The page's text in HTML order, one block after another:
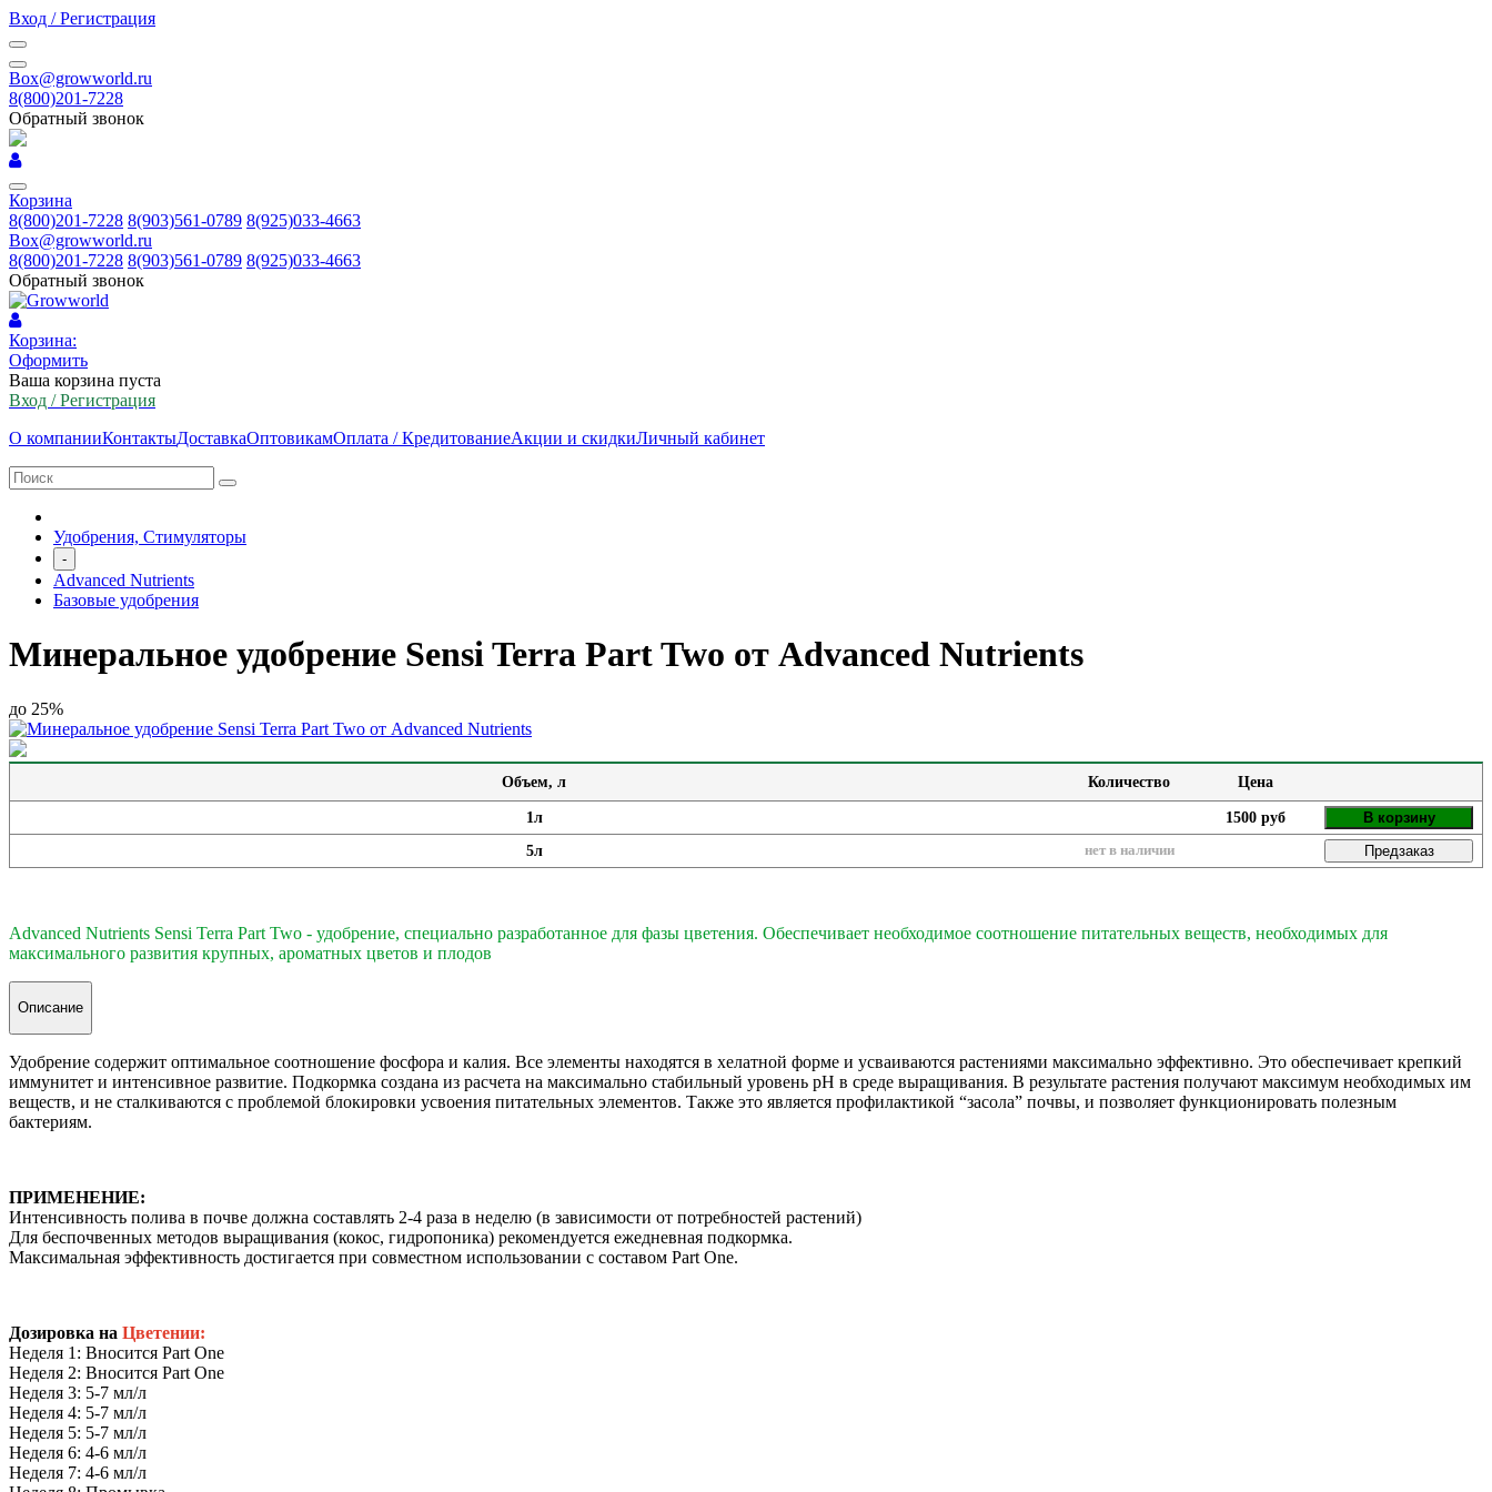
Вход / Регистрация
Box@growworld.ru
8(800)201-7228
Обратный звонок
Корзина
8(800)201-7228 8(903)561-0789 8(925)033-4663
Box@growworld.ru
8(800)201-7228 8(903)561-0789 8(925)033-4663
Обратный звонок
Корзина:
Оформить
Ваша корзина пуста
Вход / Регистрация
О компанииКонтактыДоставкаОптовикамОплата / КредитованиеАкции и скидкиЛичный кабинет
Удобрения, Стимуляторы
-
Advanced Nutrients
Базовые удобрения
Минеральное удобрение Sensi Terra Part Two от Advanced Nutrients
до 25%
Объем, л Количество
Цена
1л
1500 руб В корзину
5л нет в наличии Предзаказ
Advanced Nutrients Sensi Terra Part Two - удобрение, специально разработанное для фазы цветения. Обеспечивает необходимое соотношение питательных веществ, необходимых для
максимального развития крупных, ароматных цветов и плодов
Описание
Удобрение содержит оптимальное соотношение фосфора и калия. Все элементы находятся в хелатной форме и усваиваются растениями максимально эффективно. Это обеспечивает крепкий
иммунитет и интенсивное развитие. Подкормка создана из расчета на максимально стабильный уровень pH в среде выращивания. В результате растения получают максимум необходимых им
веществ, и не сталкиваются с проблемой блокировки усвоения питательных элементов. Также это является профилактикой “засола” почвы, и позволяет функционировать полезным
бактериям.
ПРИМЕНЕНИЕ:
Интенсивность полива в почве должна составлять 2-4 раза в неделю (в зависимости от потребностей растений)
Для беспочвенных методов выращивания (кокос, гидропоника) рекомендуется ежедневная подкормка.
Максимальная эффективность достигается при совместном использовании с составом Part One.
Дозировка на Цветении:
Неделя 1: Вносится Part One
Неделя 2: Вносится Part One
Неделя 3: 5-7 мл/л
Неделя 4: 5-7 мл/л
Неделя 5: 5-7 мл/л
Неделя 6: 4-6 мл/л
Неделя 7: 4-6 мл/л